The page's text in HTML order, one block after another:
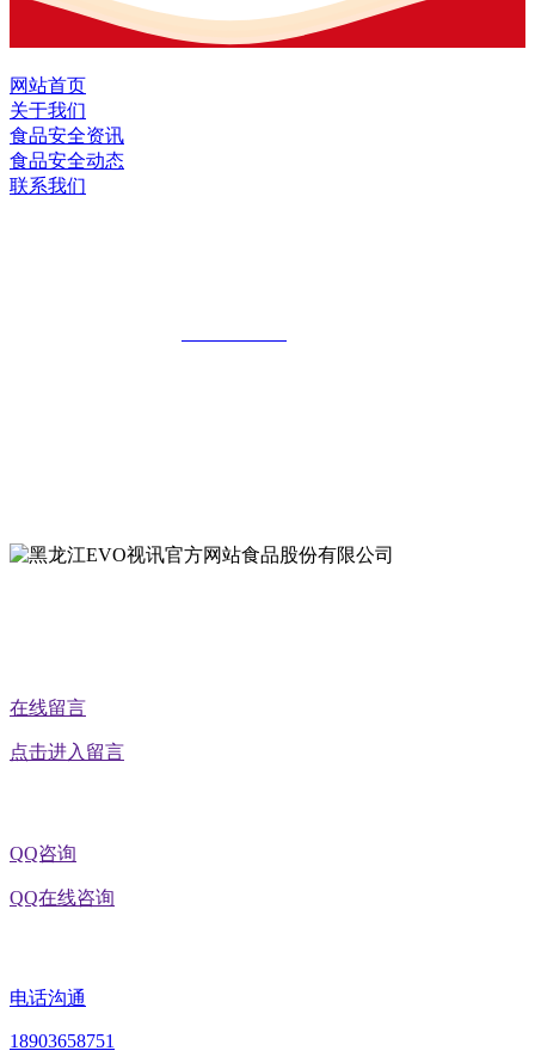
网站首页
关于我们
食品安全资讯
食品安全动态
联系我们
在线留言
点击进入留言
QQ咨询
QQ在线咨询
电话沟通
18903658751